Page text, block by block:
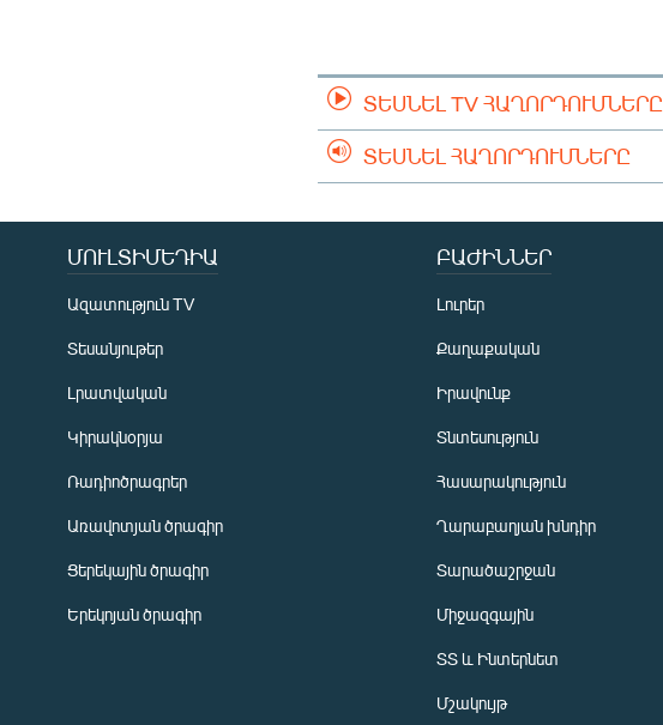
ՏԵՍՆԵԼ TV ՀԱՂՈՐԴՈՒՄՆԵՐԸ
ՏԵՍՆԵԼ ՀԱՂՈՐԴՈՒՄՆԵՐԸ
ՄՈՒԼՏԻՄԵԴԻԱ
Ազատություն TV
Տեսանյութեր
Լրատվական
Կիրակնօրյա
Ռադիոծրագրեր
Առավոտյան ծրագիր
Ցերեկային ծրագիր
Երեկոյան ծրագիր
ԲԱԺԻՆՆԵՐ
Լուրեր
Քաղաքական
Իրավունք
Տնտեսություն
Հասարակություն
Ղարաբաղյան խնդիր
Տարածաշրջան
Միջազգային
ՏՏ և Ինտերնետ
Մշակույթ